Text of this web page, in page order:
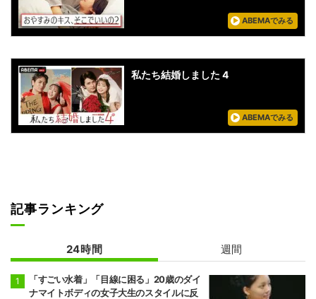
ABEMAでみる
私たち結婚しました 4
ABEMAでみる
記事ランキング
24時間 週間
「すごい水着」「目線に困る」20歳のダイ
ナマイトボディの女子大生のスタイルに反